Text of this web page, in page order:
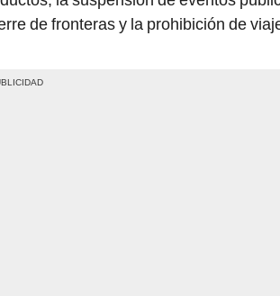
de fronteras y la prohibición de